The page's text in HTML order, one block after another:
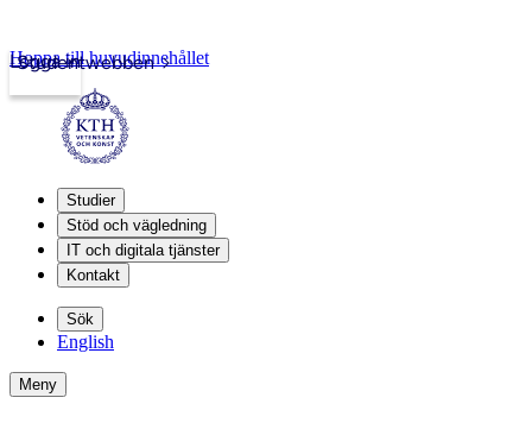
Studentwebben
Logga in
Hoppa till huvudinnehållet
Studier
Stöd och vägledning
IT och digitala tjänster
Kontakt
Sök
English
Meny